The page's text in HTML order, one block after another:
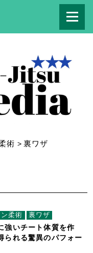
術 > 裏ワザ
柔術 裏ワザ
強いチート体質を作
られる驚異のパフォー